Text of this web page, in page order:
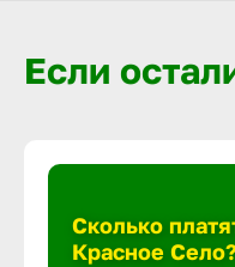
Если
Сколько
Красное